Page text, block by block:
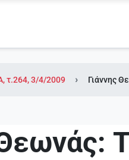
τ.264, 3/4/2009 Γιάννης